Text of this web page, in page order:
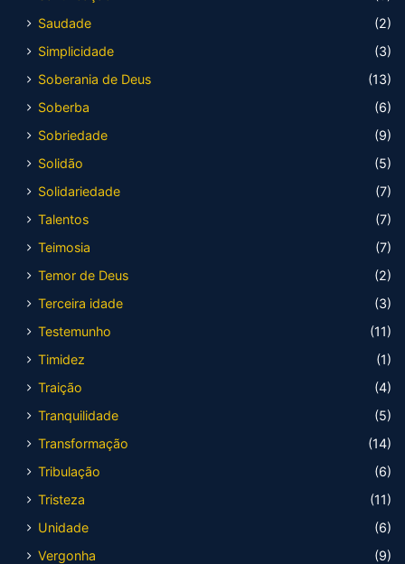
Saudade
(2)
Simplicidade
(3)
Soberania de Deus
(13)
Soberba
(6)
Sobriedade
(9)
Solidão
(5)
Solidariedade
(7)
Talentos
(7)
Teimosia
(7)
Temor de Deus
(2)
Terceira idade
(3)
Testemunho
(11)
Timidez
(1)
Traição
(4)
Tranquilidade
(5)
Transformação
(14)
Tribulação
(6)
Tristeza
(11)
Unidade
(6)
Vergonha
(9)